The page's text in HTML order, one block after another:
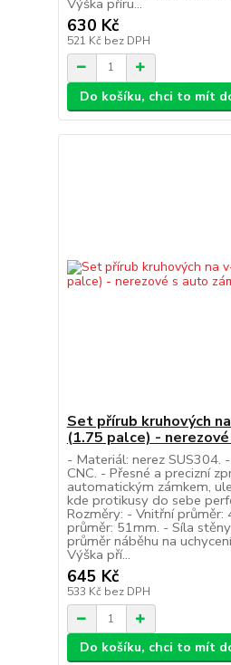
630 Kč
521 Kč bez DPH
Do košíku, chci to mít
Set přírub kruhových
(1.75 palce) -
- Materiál: nerez SUS304.
CNC. - Přesné a precizní
automatickým zámkem,
kde protikusy do sebe
Rozměry: - Vnitřní průměr:
průměr: 51mm. - Síla
průměr náběhu na
Výška pří...
645 Kč
533 Kč bez DPH
Do košíku, chci to mít